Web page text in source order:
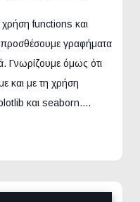
functions και
γραφήματα
Γνωρίζουμε όμως ότι
και με τη χρήση
και seaborn.…